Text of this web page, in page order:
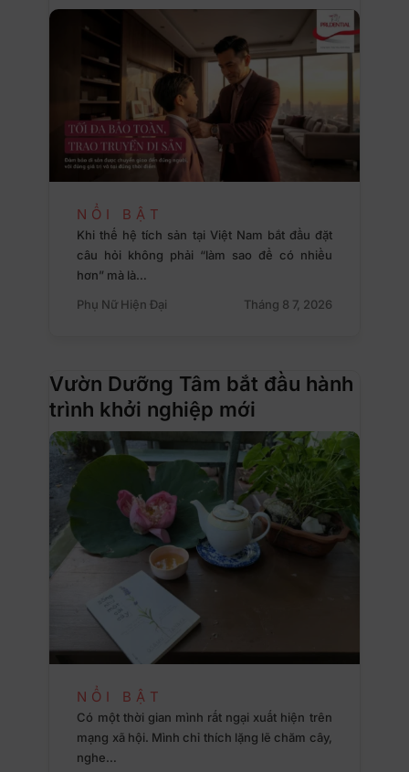
NỔI BẬT
Khi thế hệ tích sản tại Việt Nam bắt đầu đặt
câu hỏi không phải “làm sao để có nhiều
hơn” mà là…
Phụ Nữ Hiện Đại
Tháng 8 7, 2026
Vườn Dưỡng Tâm bắt đầu hành
trình khởi nghiệp mới
NỔI BẬT
Có một thời gian mình rất ngại xuất hiện trên
mạng xã hội. Mình chỉ thích lặng lẽ chăm cây,
nghe…